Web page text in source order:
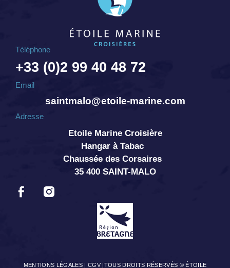
Téléphone
+33 (0)2 99 40 48 72
Email
saintmalo@etoile-marine.com
Adresse
Etoile Marine Croisière
Hangar à Tabac
Chaussée des Corsaires
35 400 SAINT-MALO
MENTIONS LÉGALES |CGV |TOUS DROITS RÉSERVÉS © ÉTOILE